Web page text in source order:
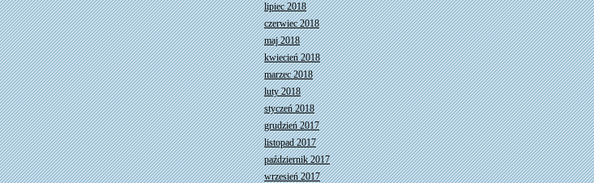
lipiec 2018
czerwiec 2018
maj 2018
kwiecień 2018
marzec 2018
luty 2018
styczeń 2018
grudzień 2017
listopad 2017
październik 2017
wrzesień 2017